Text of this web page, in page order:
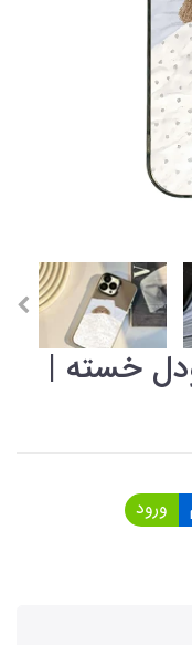
خسته |
ورود